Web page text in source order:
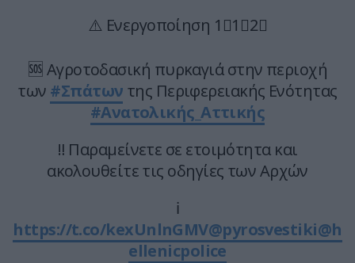
⚠️ Ενεργοποίηση 1⃣1⃣2⃣
🆘 Αγροτοδασική πυρκαγιά στην περιοχή
των #Σπάτων της Περιφερειακής Ενότητας
#Ανατολικής_Αττικής
‼️ Παραμείνετε σε ετοιμότητα και
ακολουθείτε τις οδηγίες των Αρχών
ℹ️
https://t.co/kexUnlnGMV@pyrosvestiki@h
ellenicpolice